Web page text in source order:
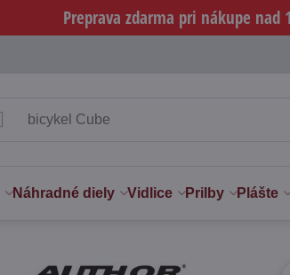
Preprava zdarma pri nákupe nad
Náhradné diely Vidlice Prilby Plášte